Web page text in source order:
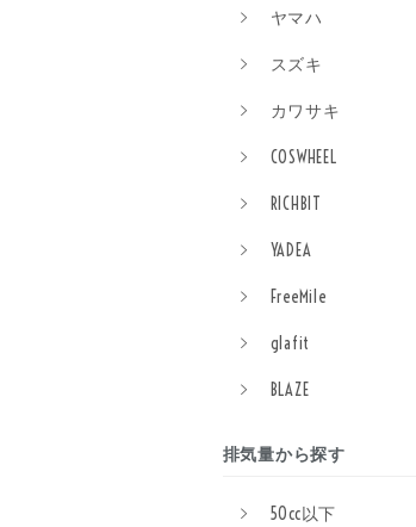
ヤマハ
スズキ
カワサキ
COSWHEEL
RICHBIT
YADEA
FreeMile
glafit
BLAZE
排気量から探す
50cc以下